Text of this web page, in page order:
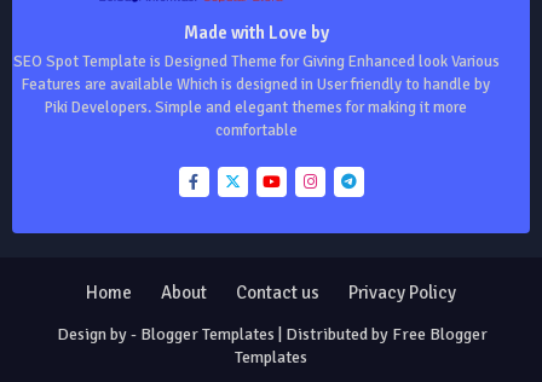
Made with Love by
SEO Spot Template is Designed Theme for Giving Enhanced look Various
Features are available Which is designed in User friendly to handle by
Piki Developers. Simple and elegant themes for making it more
comfortable
Design by - Blogger Templates | Distributed by Free Blogger
Templates
Home About Contact us Privacy Policy